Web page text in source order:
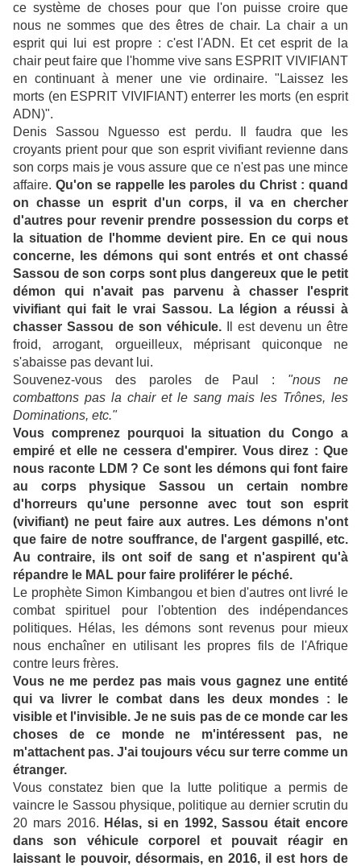
ce système de choses pour que l'on puisse croire que
nous ne sommes que des êtres de chair. La chair a un
esprit qui lui est propre : c'est l'ADN. Et cet esprit de la
chair peut faire que l'homme vive sans ESPRIT VIVIFIANT
en continuant à mener une vie ordinaire. "Laissez les
morts (en ESPRIT VIVIFIANT) enterrer les morts (en esprit
ADN)".
Denis Sassou Nguesso est perdu. Il faudra que les
croyants prient pour que son esprit vivifiant revienne dans
son corps mais je vous assure que ce n'est pas une mince
affaire. Qu'on se rappelle les paroles du Christ : quand
on chasse un esprit d'un corps, il va en chercher
d'autres pour revenir prendre possession du corps et
la situation de l'homme devient pire. En ce qui nous
concerne, les démons qui sont entrés et ont chassé
Sassou de son corps sont plus dangereux que le petit
démon qui n'avait pas parvenu à chasser l'esprit
vivifiant qui fait le vrai Sassou. La légion a réussi à
chasser Sassou de son véhicule. Il est devenu un être
froid, arrogant, orgueilleux, méprisant quiconque ne
s'abaisse pas devant lui.
Souvenez-vous des paroles de Paul : "nous ne
combattons pas la chair et le sang mais les Trônes, les
Dominations, etc."
Vous comprenez pourquoi la situation du Congo a
empiré et elle ne cessera d'empirer. Vous direz : Que
nous raconte LDM ? Ce sont les démons qui font faire
au corps physique Sassou un certain nombre
d'horreurs qu'une personne avec tout son esprit
(vivifiant) ne peut faire aux autres. Les démons n'ont
que faire de notre souffrance, de l'argent gaspillé, etc.
Au contraire, ils ont soif de sang et n'aspirent qu'à
répandre le MAL pour faire proliférer le péché.
Le prophète Simon Kimbangou et bien d'autres ont livré le
combat spirituel pour l'obtention des indépendances
politiques. Hélas, les démons sont revenus pour mieux
nous enchaîner en utilisant les propres fils de l'Afrique
contre leurs frères.
Vous ne me perdez pas mais vous gagnez une entité
qui va livrer le combat dans les deux mondes : le
visible et l'invisible. Je ne suis pas de ce monde car les
choses de ce monde ne m'intéressent pas, ne
m'attachent pas. J'ai toujours vécu sur terre comme un
étranger.
Vous constatez bien que la lutte politique a permis de
vaincre le Sassou physique, politique au dernier scrutin du
20 mars 2016. Hélas, si en 1992, Sassou était encore
dans son véhicule corporel et pouvait réagir en
laissant le pouvoir, désormais, en 2016, il est hors de